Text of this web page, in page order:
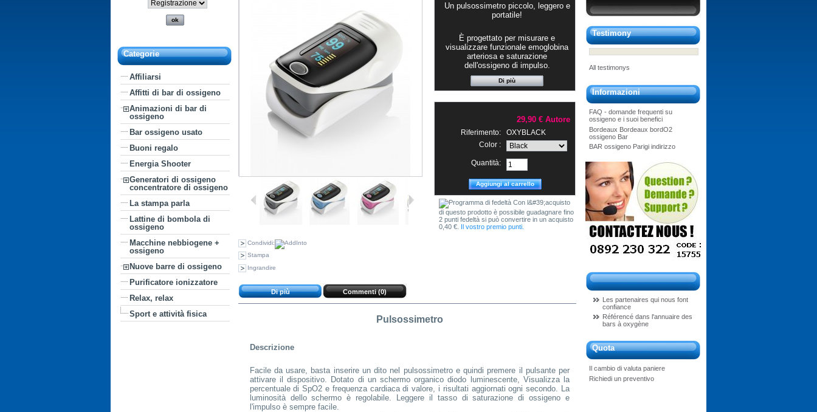
Categorie
Affiliarsi
Affitti di bar di ossigeno
Animazioni di bar di
ossigeno
Bar ossigeno usato
Buoni regalo
Energia Shooter
Generatori di ossigeno
concentratore di ossigeno
La stampa parla
Lattine di bombola di
ossigeno
Macchine nebbiogene +
ossigeno
Nuove barre di ossigeno
Purificatore ionizzatore
Relax, relax
Sport e attività fisica
Condividi:
Stampa
Ingrandire
Un pulsossimetro piccolo, leggero e
portatile!
È progettato per misurare e
visualizzare funzionale emoglobina
arteriosa e saturazione
dell'ossigeno di impulso.
Di più
29,90 €Autore
Riferimento:
OXYBLACK
Color :
Quantità:
Con l&#39;acquisto
di questo prodotto è possibile guadagnare fino
2 punti fedeltà si può convertire in un acquisto
0,40 €.
Il vostro premio punti.
Di più Commenti (0)
Pulsossimetro
Descrizione
Facile da usare, basta inserire un dito nel pulsossimetro e quindi premere il pulsante per
attivare il dispositivo. Dotato di un schermo organico diodo luminescente, Visualizza la
percentuale di SpO2 e frequenza cardiaca di valore, i risultati aggiornati ogni secondo. La
luminosità dello schermo è regolabile. Leggere il tasso di saturazione di ossigeno e
l'impulso è sempre facile.
Testimony
All testimonys
Informazioni
FAQ - domande frequenti su
ossigeno e i suoi benefici
Bordeaux Bordeaux bordO2
ossigeno Bar
BAR ossigeno Parigi indirizzo
Les partenaires qui nous font
confiance
Référencé dans l'annuaire des
bars à oxygène
Quota
Il cambio di valuta paniere
Richiedi un preventivo